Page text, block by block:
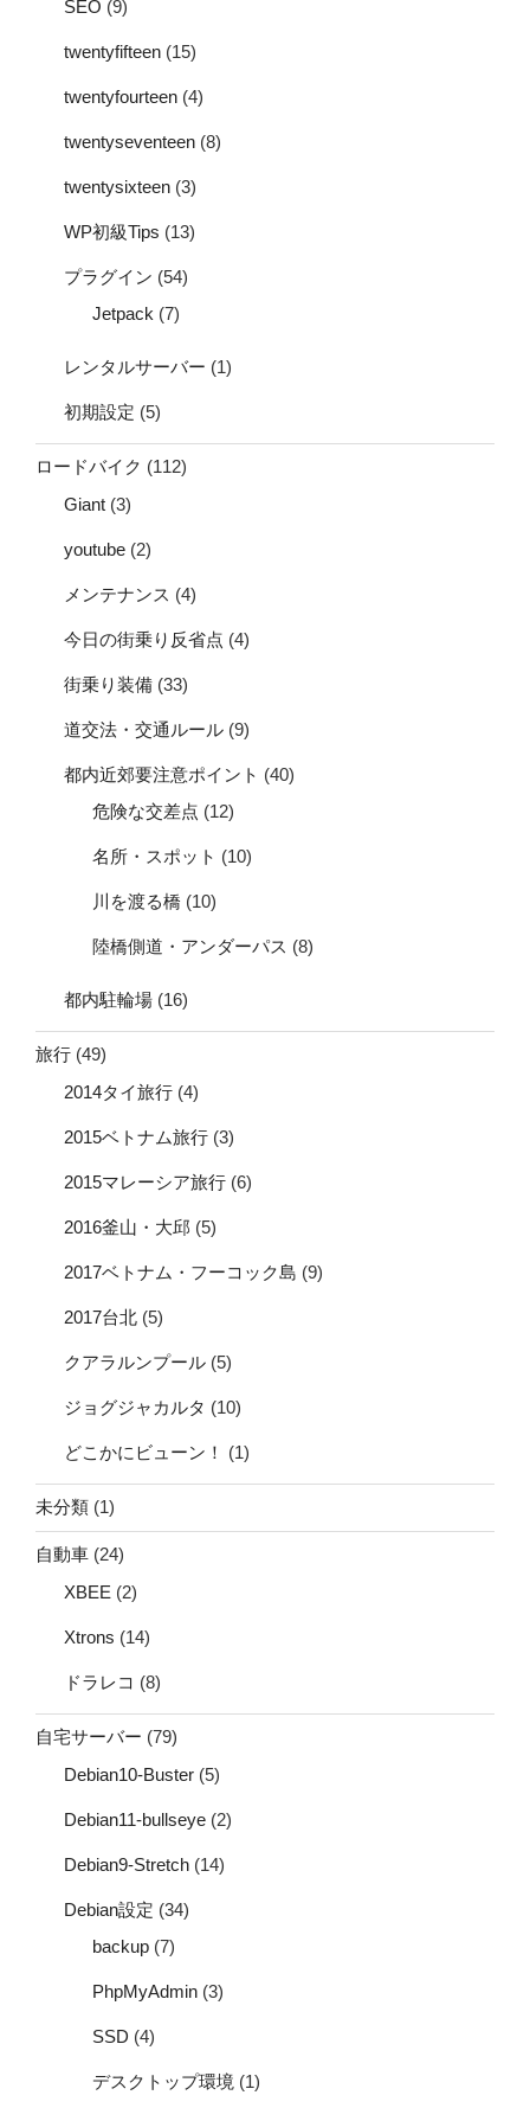
SEO (9)
twentyfifteen (15)
twentyfourteen (4)
twentyseventeen (8)
twentysixteen (3)
WP初級Tips (13)
プラグイン (54)
Jetpack (7)
レンタルサーバー (1)
初期設定 (5)
ロードバイク (112)
Giant (3)
youtube (2)
メンテナンス (4)
今日の街乗り反省点 (4)
街乗り装備 (33)
道交法・交通ルール (9)
都内近郊要注意ポイント (40)
危険な交差点 (12)
名所・スポット (10)
川を渡る橋 (10)
陸橋側道・アンダーパス (8)
都内駐輪場 (16)
旅行 (49)
2014タイ旅行 (4)
2015ベトナム旅行 (3)
2015マレーシア旅行 (6)
2016釜山・大邱 (5)
2017ベトナム・フーコック島 (9)
2017台北 (5)
クアラルンプール (5)
ジョグジャカルタ (10)
どこかにビューン！ (1)
未分類 (1)
自動車 (24)
XBEE (2)
Xtrons (14)
ドラレコ (8)
自宅サーバー (79)
Debian10-Buster (5)
Debian11-bullseye (2)
Debian9-Stretch (14)
Debian設定 (34)
backup (7)
PhpMyAdmin (3)
SSD (4)
デスクトップ環境 (1)